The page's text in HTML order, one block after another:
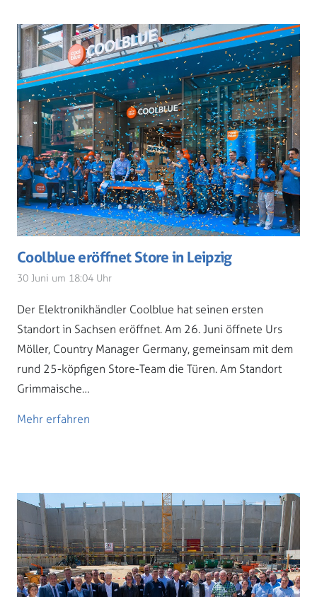
Coolblue eröffnet Store in Leipzig
30 Juni um 18:04 Uhr
Der Elektronikhändler Coolblue hat seinen ersten
Standort in Sachsen eröffnet. Am 26. Juni öffnete Urs
Möller, Country Manager Germany, gemeinsam mit dem
rund 25-köpfigen Store-Team die Türen. Am Standort
Grimmaische…
Mehr erfahren